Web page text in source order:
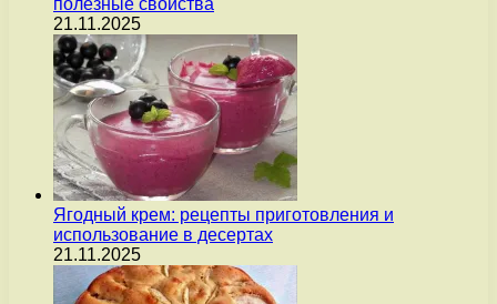
полезные свойства
21.11.2025
Ягодный крем: рецепты приготовления и
использование в десертах
21.11.2025